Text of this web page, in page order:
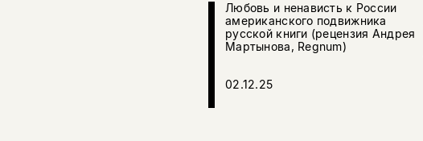
Любовь и ненависть к России
американского подвижника
русской книги (рецензия Андрея
Мартынова, Regnum)
02.12.25